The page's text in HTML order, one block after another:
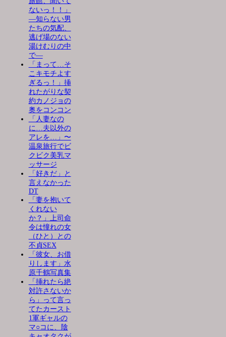
ないっ！！」
―知らない男
たちの気配、
逃げ場のない
湯けむりの中
で―
「まって…そ
こキモチよす
ぎるっ！」挿
れたがりな契
約カノジョの
奥をコンコン
「人妻なの
に…夫以外の
アレを…」〜
温泉旅行でビ
クビク美乳マ
ッサージ
「好きだ」と
言えなかった
DT
「妻を抱いて
くれない
か？」上司命
令は憧れの女
（ひと）との
不貞SEX
「彼女、お借
りします」水
原千鶴写真集
「挿れたら絶
対許さないか
ら」って言っ
てたカースト
1軍ギャルの
マ○コに、陰